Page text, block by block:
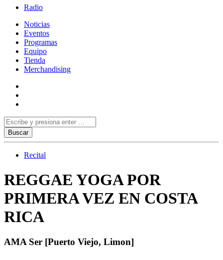
Radio
Noticias
Eventos
Programas
Equipo
Tienda
Merchandising
Recital
REGGAE YOGA POR
PRIMERA VEZ EN COSTA
RICA
AMA Ser [Puerto Viejo, Limon]